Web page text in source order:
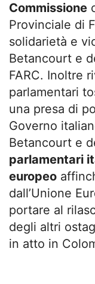
Commissione
Provinciale di
solidarietà e
Betancourt e
FARC. Inoltre
parlamentari
una presa di
Governo
Betancourt e
parlamentari
europeo
dall’Unione
portare al
degli altri
in atto in